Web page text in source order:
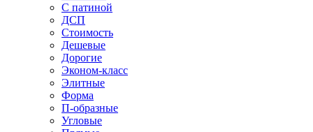
С патиной
ДСП
Стоимость
Дешевые
Дорогие
Эконом-класс
Элитные
Форма
П-образные
Угловые